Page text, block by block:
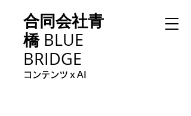
合同会社青
橋BLUE
BRIDGE
コンテンツｘAI